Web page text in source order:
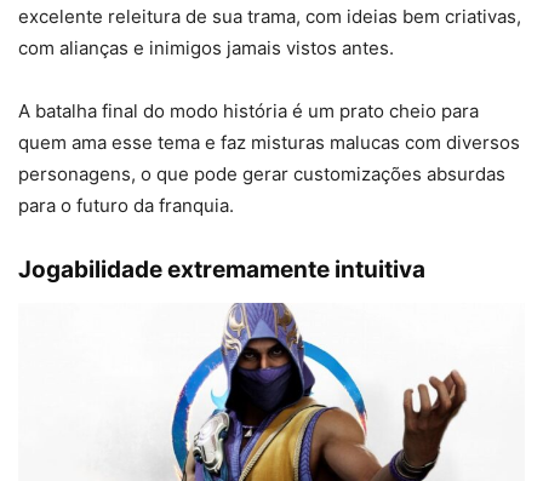
excelente releitura de sua trama, com ideias bem criativas,
com alianças e inimigos jamais vistos antes.
A batalha final do modo história é um prato cheio para
quem ama esse tema e faz misturas malucas com diversos
personagens, o que pode gerar customizações absurdas
para o futuro da franquia.
Jogabilidade extremamente intuitiva